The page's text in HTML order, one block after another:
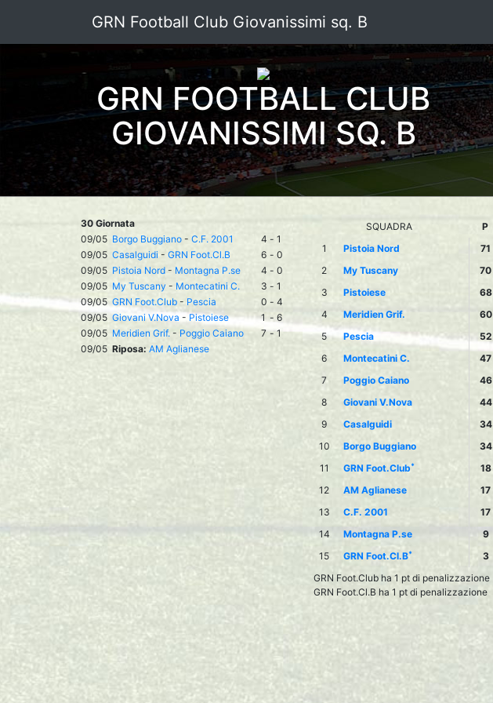
GRN Football Club Giovanissimi sq. B
GRN FOOTBALL CLUB
GIOVANISSIMI SQ. B
30 Giornata
09/05 Borgo Buggiano - C.F. 2001 4 - 1
09/05 Casalguidi - GRN Foot.Cl.B 6 - 0
09/05 Pistoia Nord - Montagna P.se 4 - 0
09/05 My Tuscany - Montecatini C. 3 - 1
09/05 GRN Foot.Club - Pescia 0 - 4
09/05 Giovani V.Nova - Pistoiese 1 - 6
09/05 Meridien Grif. - Poggio Caiano 7 - 1
09/05 Riposa: AM Aglianese
SQUADRA P
1
Pistoia Nord 71
2
My Tuscany 70
3
Pistoiese 68
4
Meridien Grif. 60
5
Pescia 52
6
Montecatini C. 47
7
Poggio Caiano 46
8
Giovani V.Nova 44
9
Casalguidi 34
10
Borgo Buggiano 34
11
GRN Foot.Club* 18
12
AM Aglianese 17
13
C.F. 2001 17
14
Montagna P.se 9
15
GRN Foot.Cl.B* 3
GRN Foot.Club ha 1 pt di penalizzazione
GRN Foot.Cl.B ha 1 pt di penalizzazione